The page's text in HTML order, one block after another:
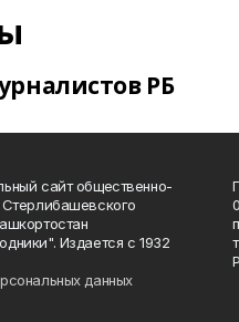
РБ
сайт общественно-
Стерлибашевского
Издается с 1932
данных